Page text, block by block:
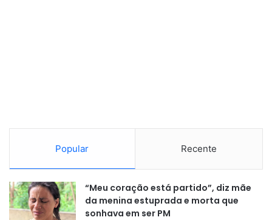
Popular Recente
“Meu coração está partido”, diz mãe
da menina estuprada e morta que
sonhava em ser PM